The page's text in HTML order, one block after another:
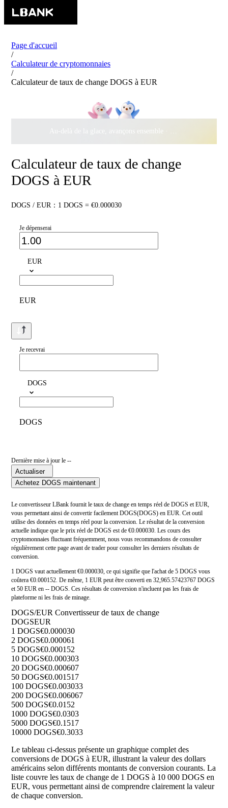
Page d'accueil
/
Calculateur de cryptomonnaies
/
Calculateur de taux de change DOGS à EUR
Au-delà de la glace, avançons ensemble ·
500 000 $
Calculateur de taux de change
DOGS à EUR
DOGS / EUR：1 DOGS = €0.000030
Je dépenserai
EUR
EUR
Je recevrai
DOGS
DOGS
Dernière mise à jour le --
Actualiser
Achetez DOGS maintenant
Le convertisseur LBank fournit le taux de change en temps réel de DOGS et EUR,
vous permettant ainsi de convertir facilement DOGS(DOGS) en EUR. Cet outil
utilise des données en temps réel pour la conversion. Le résultat de la conversion
actuelle indique que le prix réel de DOGS est de €0.000030. Les cours des
cryptomonnaies fluctuant fréquemment, nous vous recommandons de consulter
régulièrement cette page avant de trader pour consulter les derniers résultats de
conversion.
1 DOGS vaut actuellement €0.000030, ce qui signifie que l'achat de 5 DOGS vous
coûtera €0.000152. De même, 1 EUR peut être converti en 32,965.57423767 DOGS
et 50 EUR en -- DOGS. Ces résultats de conversion n'incluent pas les frais de
plateforme ni les frais de minage.
DOGS/EUR Convertisseur de taux de change
DOGSEUR
1 DOGS€0.000030
2 DOGS€0.000061
5 DOGS€0.000152
10 DOGS€0.000303
20 DOGS€0.000607
50 DOGS€0.001517
100 DOGS€0.003033
200 DOGS€0.006067
500 DOGS€0.0152
1000 DOGS€0.0303
5000 DOGS€0.1517
10000 DOGS€0.3033
Le tableau ci-dessus présente un graphique complet des
conversions de DOGS à EUR, illustrant la valeur des dollars
américains selon différents montants de conversion courants. La
liste couvre les taux de change de 1 DOGS à 10 000 DOGS en
EUR, vous permettant ainsi de comprendre clairement la valeur
de chaque conversion.